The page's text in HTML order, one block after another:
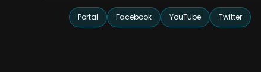
Portal Facebook YouTube Twitter